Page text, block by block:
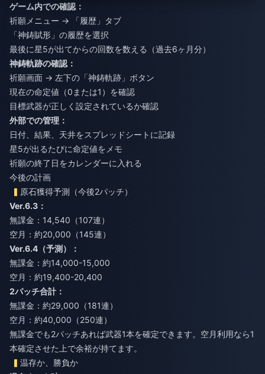
ゲーム内での確認：
祈願メニュー → 「履歴」タブ
「神鋳賦形」の履歴を選択
最後に星5が出てからの回数を数える（過去6ヶ月分）
神鋳軌跡の確認：
祈願画面 → 左下の「神鋳軌跡」ボタン
現在の命定値（0または1）を確認
目標武器が正しく設定されているか確認
外部での管理：
日付、結果、天井をスプレッドシートに記録
星5が出るたびに命定値をメモ
祈願の終了日をカレンダーに入れる
今後の計画
原石獲得予測（今後2パッチ）
Ver.6.3：
無課金：14,540（107連）
空月：約20,000（145連）
Ver.6.4（予測）：
無課金：約14,000-15,000
空月：約19,400-20,400
2パッチ合計：
無課金：約29,000（181連）
空月：約40,000（250連）
無課金でも2パッチあれば武器1本を確定できます。空月利用なら1
本確定させた上で余裕が持てます。
温存か、勝負か